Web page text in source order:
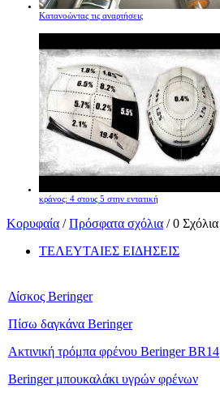
Κατανοώντας τις αναρτήσεις
κράνος: 4 στους 5 στην εντατική
Κορυφαία /Πρόσφατα σχόλια / 0 Σχόλια
ΤΕΛΕΥΤΑΙΕΣ ΕΙΔΗΣΕΙΣ
Δίσκος Beringer
Πίσω δαγκάνα Beringer
Ακτινική τρόμπα φρένου Beringer BR14
Beringer μπουκαλάκι υγρών φρένων